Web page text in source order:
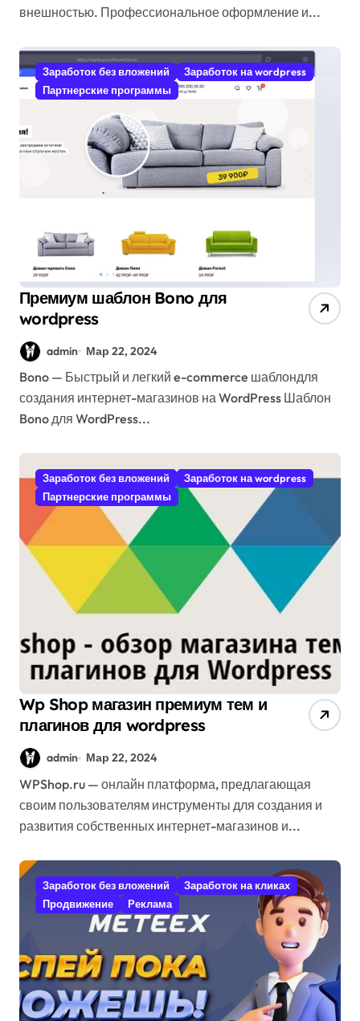
внешностью. Профессиональное оформление и...
Заработок без вложений
Заработок на wordpress
Партнерские программы
Премиум шаблон Bono для
wordpress
admin Мар 22, 2024
Bono — Быстрый и легкий e-commerce шаблондля
создания интернет-магазинов на WordPress Шаблон
Bono для WordPress...
Заработок без вложений
Заработок на wordpress
Партнерские программы
Wp Shop магазин премиум тем и
плагинов для wordpress
admin Мар 22, 2024
WPShop.ru — онлайн платформа, предлагающая
своим пользователям инструменты для создания и
развития собственных интернет-магазинов и...
Заработок без вложений
Заработок на кликах
Продвижение
Реклама